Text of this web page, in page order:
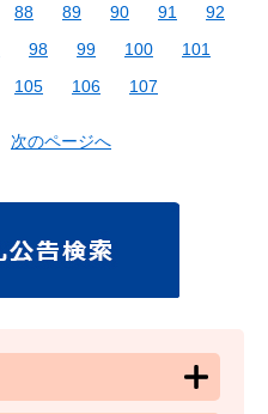
88 89 90 91
92
98 99 100
101
105 106 107
次のページへ